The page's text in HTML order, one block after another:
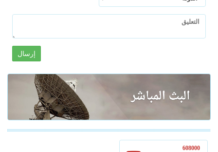
إرسال
608000